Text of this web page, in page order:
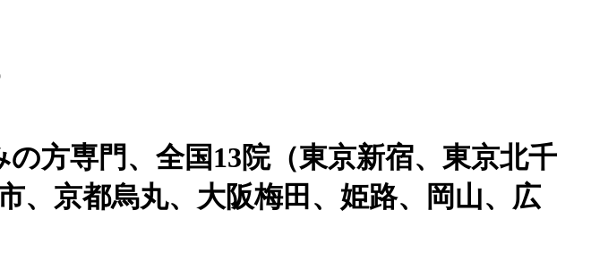
方専門、全国13院（東京新宿、東京北千
、京都烏丸、大阪梅田、姫路、岡山、広